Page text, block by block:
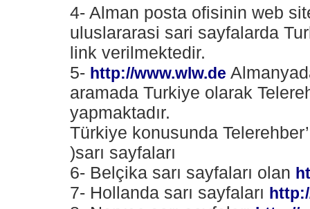
4- Alman posta ofisinin web
uluslararasi sari sayfalarda
link verilmektedir.
5- http://www.wlw.de
aramada Turkiye olarak
yapmaktadır.
Türkiye konusunda
)sarı sayfaları
6- Belçika sarı sayfaları olan
7- Hollanda sarı sayfaları